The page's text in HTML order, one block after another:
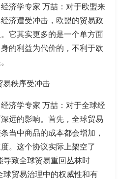
济学专家 万喆：对于欧盟来
济遭受冲击，欧盟的贸易政
它其实更多的是一个单方面
的利益为代价的，不利于欧
易秩序受冲击
济学专家 万喆：对于全球经
远的影响。首先，全球贸易
当中商品的成本都会增加，
。这个协议实际上架空了
导致全球贸易重回丛林时
球贸易治理中的权威性和有